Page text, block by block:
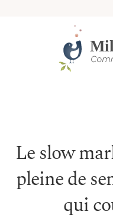
Le slow
pleine de
qui